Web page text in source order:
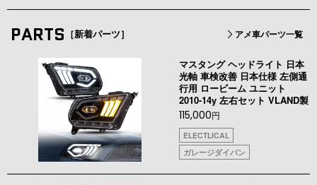
PARTS ［新着パーツ］ アメ車パーツ一覧
マスタング ヘッドライト 日本
光軸 車検改善 日本仕様 左側通
行用 ロービーム ユニット
2010-14y 左右セット VLAND製
115,000円
ELECTLICAL
ガレージダイバン